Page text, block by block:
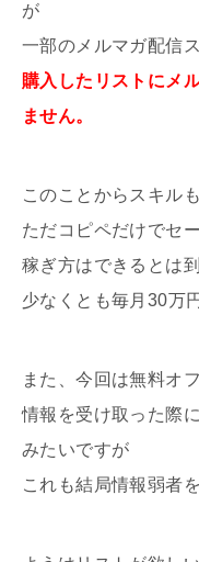
が
一部のメルマガ配信
購入したリストにメ
ません。
このことからスキル
ただコピペだけでセ
稼ぎ方はできるとは
少なくとも毎月30万
また、今回は無料オ
情報を受け取った際
みたいですが
これも結局情報弱者